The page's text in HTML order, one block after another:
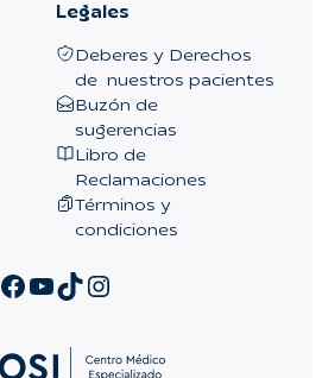
Legales
Deberes y Derechos
de nuestros pacientes
Buzón de
sugerencias
Libro de
Reclamaciones
Términos y
condiciones
Facebook
YouTube
TikTok
Instagram